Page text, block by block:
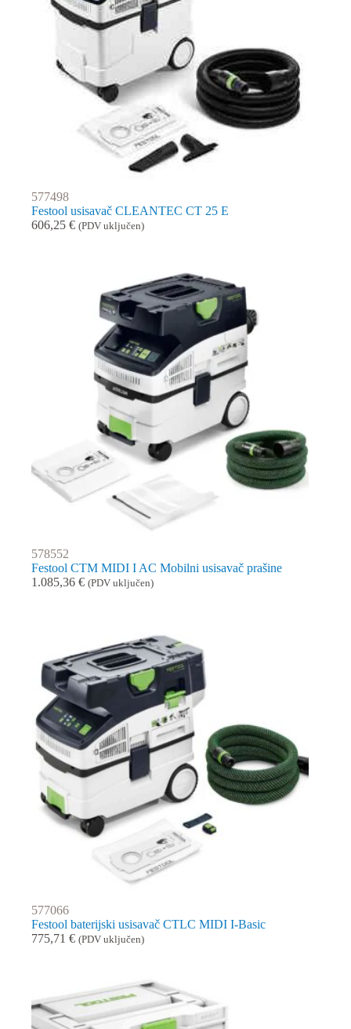
577498
Festool usisavač CLEANTEC CT 25 E
606,25 € (PDV uključen)
578552
Festool CTM MIDI I AC Mobilni usisavač prašine
1.085,36 € (PDV uključen)
577066
Festool baterijski usisavač CTLC MIDI I-Basic
775,71 € (PDV uključen)